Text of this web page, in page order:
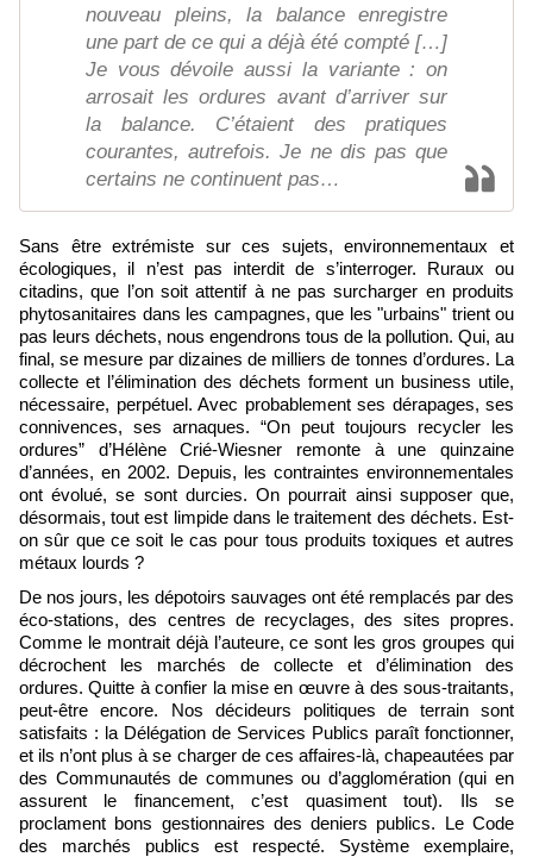
nouveau pleins, la balance enregistre
une part de ce qui a déjà été compté […]
Je vous dévoile aussi la variante : on
arrosait les ordures avant d’arriver sur
la balance. C’étaient des pratiques
courantes, autrefois. Je ne dis pas que
certains ne continuent pas…
Sans être extrémiste sur ces sujets, environnementaux et
écologiques, il n’est pas interdit de s’interroger. Ruraux ou
citadins, que l’on soit attentif à ne pas surcharger en produits
phytosanitaires dans les campagnes, que les "urbains" trient ou
pas leurs déchets, nous engendrons tous de la pollution. Qui, au
final, se mesure par dizaines de milliers de tonnes d’ordures. La
collecte et l’élimination des déchets forment un business utile,
nécessaire, perpétuel. Avec probablement ses dérapages, ses
connivences, ses arnaques. “On peut toujours recycler les
ordures” d’Hélène Crié-Wiesner remonte à une quinzaine
d’années, en 2002. Depuis, les contraintes environnementales
ont évolué, se sont durcies. On pourrait ainsi supposer que,
désormais, tout est limpide dans le traitement des déchets. Est-
on sûr que ce soit le cas pour tous produits toxiques et autres
métaux lourds ?
De nos jours, les dépotoirs sauvages ont été remplacés par des
éco-stations, des centres de recyclages, des sites propres.
Comme le montrait déjà l’auteure, ce sont les gros groupes qui
décrochent les marchés de collecte et d’élimination des
ordures. Quitte à confier la mise en œuvre à des sous-traitants,
peut-être encore. Nos décideurs politiques de terrain sont
satisfaits : la Délégation de Services Publics paraît fonctionner,
et ils n’ont plus à se charger de ces affaires-là, chapeautées par
des Communautés de communes ou d’agglomération (qui en
assurent le financement, c’est quasiment tout). Ils se
proclament bons gestionnaires des deniers publics. Le Code
des marchés publics est respecté. Système exemplaire,